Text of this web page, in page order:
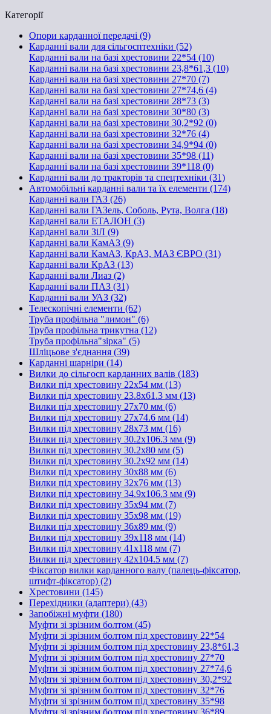
Категорії
Опори карданної передачі (9)
Карданні вали для сільгосптехніки (52)
Карданні вали на базі хрестовини 22*54 (10)
Карданні вали на базі хрестовини 23,8*61,3 (10)
Карданні вали на базі хрестовини 27*70 (7)
Карданні вали на базі хрестовини 27*74,6 (4)
Карданні вали на базі хрестовини 28*73 (3)
Карданні вали на базі хрестовини 30*80 (3)
Карданні вали на базі хрестовини 30,2*92 (0)
Карданні вали на базі хрестовини 32*76 (4)
Карданні вали на базі хрестовини 34,9*94 (0)
Карданні вали на базі хрестовини 35*98 (11)
Карданні вали на базі хрестовини 39*118 (0)
Карданні вали до тракторів та спецтехніки (31)
Автомобільні карданні вали та їх елементи (174)
Карданні вали ГАЗ (26)
Карданні вали ГАЗель, Соболь, Рута, Волга (18)
Карданні вали ЕТАЛОН (3)
Карданні вали ЗіЛ (9)
Карданні вали КамАЗ (9)
Карданні вали КамАЗ, КрАЗ, МАЗ ЄВРО (31)
Карданні вали КрАЗ (13)
Карданні вали Лиаз (2)
Карданні вали ПАЗ (31)
Карданні вали УАЗ (32)
Телескопічні елементи (62)
Труба профільна "лимон" (6)
Труба профільна трикутна (12)
Труба профільна"зірка" (5)
Шліцьове з'єднання (39)
Карданні шарніри (14)
Вилки до сільгосп карданних валів (183)
Вилки під хрестовину 22х54 мм (13)
Вилки під хрестовину 23.8х61.3 мм (13)
Вилки під хрестовину 27х70 мм (6)
Вилки під хрестовину 27х74.6 мм (14)
Вилки під хрестовину 28х73 мм (16)
Вилки під хрестовину 30.2х106.3 мм (9)
Вилки під хрестовину 30.2х80 мм (5)
Вилки під хрестовину 30.2х92 мм (14)
Вилки під хрестовину 30х88 мм (6)
Вилки під хрестовину 32х76 мм (13)
Вилки під хрестовину 34.9х106.3 мм (9)
Вилки під хрестовину 35х94 мм (7)
Вилки під хрестовину 35х98 мм (19)
Вилки під хрестовину 36х89 мм (9)
Вилки під хрестовину 39х118 мм (14)
Вилки під хрестовину 41х118 мм (7)
Вилки під хрестовину 42х104.5 мм (7)
Фіксатор вилки карданного валу (палець-фіксатор,
штифт-фіксатор) (2)
Хрестовини (145)
Перехідники (адаптери) (43)
Запобіжні муфти (180)
Муфти зі зрізним болтом (45)
Муфти зі зрізним болтом під хрестовину 22*54
Муфти зі зрізним болтом під хрестовину 23,8*61,3
Муфти зі зрізним болтом під хрестовину 27*70
Муфти зі зрізним болтом під хрестовину 27*74,6
Муфти зі зрізним болтом під хрестовину 30,2*92
Муфти зі зрізним болтом під хрестовину 32*76
Муфти зі зрізним болтом під хрестовину 35*98
Муфти зі зрізним болтом під хрестовину 36*89